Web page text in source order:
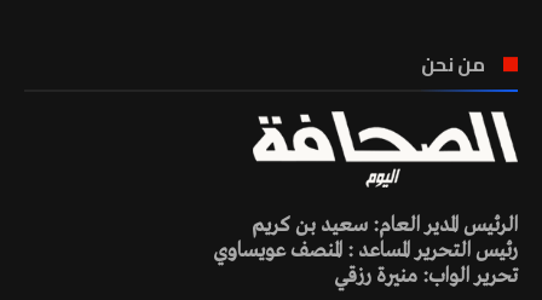
من نحن
الرئيس المدير العام: سعيد بن كريم
رئيس التحرير المساعد : المنصف عويساوي
تحرير الواب: منيرة رزقي